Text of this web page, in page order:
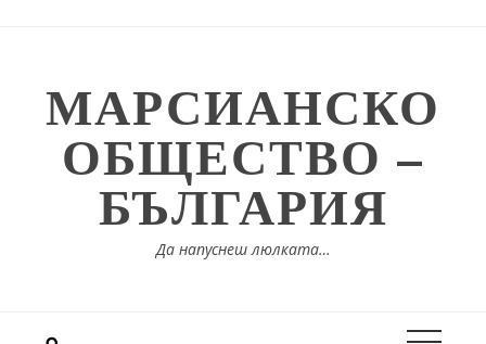
МАРСИАНСКО
ОБЩЕСТВО –
БЪЛГАРИЯ
Да напуснеш люлката…